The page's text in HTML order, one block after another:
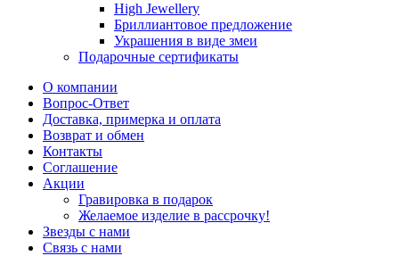
High Jewellery
Бриллиантовое предложение
Украшения в виде змеи
Подарочные сертификаты
О компании
Вопрос-Ответ
Доставка, примерка и оплата
Возврат и обмен
Контакты
Соглашение
Акции
Гравировка в подарок
Желаемое изделие в рассрочку!
Звезды с нами
Связь с нами